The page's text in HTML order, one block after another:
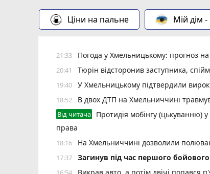
Ціни на пальне Мій дім
21:33 Погода у Хмельницькому: прогноз
20:41 Тюрін відсторонив заступника,
19:40 У Хмельницькому підтвердили
18:52 В двох ДТП на Хмельниччині
Від читача
Протидія мобінгу (цькуванню) у
права
18:16 На Хмельниччині дозволили
17:37 Загинув під час першого